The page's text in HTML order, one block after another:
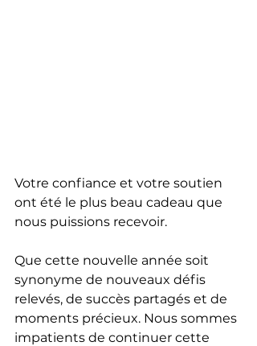
Votre confiance et votre soutien
ont été le plus beau cadeau que
nous puissions recevoir.
Que cette nouvelle année soit
synonyme de nouveaux défis
relevés, de succès partagés et de
moments précieux. Nous sommes
impatients de continuer cette